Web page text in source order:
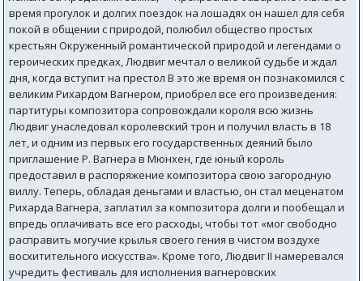
время прогулок и долгих поездок на лошадях он нашел для себя
покой в общении с природой, полюбил общество простых
крестьян Окруженный романтической природой и легендами о
героических предках, Людвиг мечтал о великой судьбе и ждал
дня, когда вступит на престол В это же время он познакомился с
великим Рихардом Вагнером, приобрел все его произведения:
партитуры композитора сопровождали короля всю жизнь
Людвиг унаследовал королевский трон и получил власть в 18
лет, и одним из первых его государственных деяний было
приглашение Р. Вагнеpa в Мюнхен, где юный король
предоставил в распоряжение композитора свою загородную
виллу. Теперь, обладая деньгами и властью, он стал меценатом
Рихарда Вагнера, заплатил за композитора долги и пообещал и
впредь оплачивать все его расходы, чтобы тот «мог свободно
расправить могучие крылья своего гения в чистом воздухе
восхитительного искусства». Кроме того, Людвиг II намеревался
учредить фестиваль для исполнения вагнеровских